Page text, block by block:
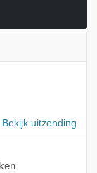
Bekijk uitzending